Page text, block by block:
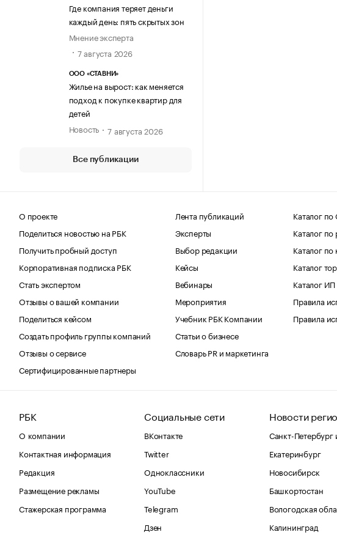
Где компания теряет деньги
каждый день: пять скрытых зон
Мнение эксперта
7 августа 2026
ООО «СТАВНИ»
Жилье на вырост: как меняется
подход к покупке квартир для
детей
Новость
7 августа 2026
Все публикации
О проекте
Поделиться новостью на РБК
Получить пробный доступ
Корпоративная подписка РБК
Стать экспертом
Отзывы о вашей компании
Поделиться кейсом
Создать профиль группы компаний
Отзывы о сервисе
Сертифицированные партнеры
Лента публикаций
Эксперты
Выбор редакции
Кейсы
Вебинары
Мероприятия
Учебник РБК Компании
Статьи о бизнесе
Словарь PR и маркетинга
Каталог
Каталог
Каталог по
Каталог
Каталог
Правила
Правила
РБК
О компании
Контактная информация
Редакция
Размещение рекламы
Стажерская программа
Социальные сети
ВКонтакте
Twitter
Одноклассники
YouTube
Telegram
Дзен
Новости
Санкт-Петербург
Екатеринбург
Новосибирск
Башкортостан
Вологодская
Калининград